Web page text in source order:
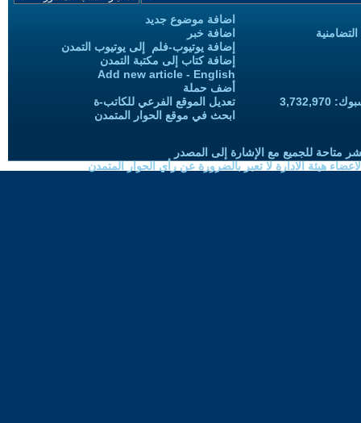
اضافة موضوع جديد
اضافة خبر
إضافة يوتيوب-فلم إلى يوتيوب التمدن
إضافة كتاب إلى مكتبة التمدن
Add new article - English
أضف حملة
تعديل الموقع الفرعي للكاتب-ة
ابحث في موقع الحوار المتمدن
متاحة للجميع مع الإشارة إلى المصدر
هيئة الادارة لا تعبر بالضرورة عن رأي الحوار المتمدن